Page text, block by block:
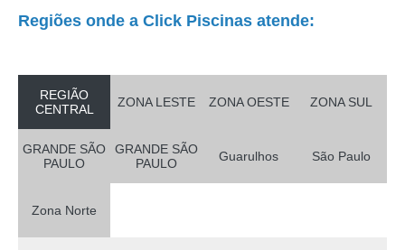
Regiões onde a Click Piscinas atende:
REGIÃO
CENTRAL
ZONA LESTE ZONA OESTE ZONA SUL
GRANDE SÃO
PAULO
GRANDE SÃO
PAULO
Guarulhos São Paulo
Zona Norte